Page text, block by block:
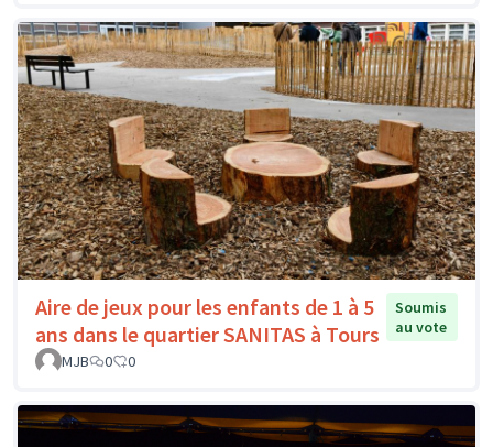
Aire de jeux pour les enfants de 1 à 5
ans dans le quartier SANITAS à Tours
Soumis
au vote
MJB
0 0